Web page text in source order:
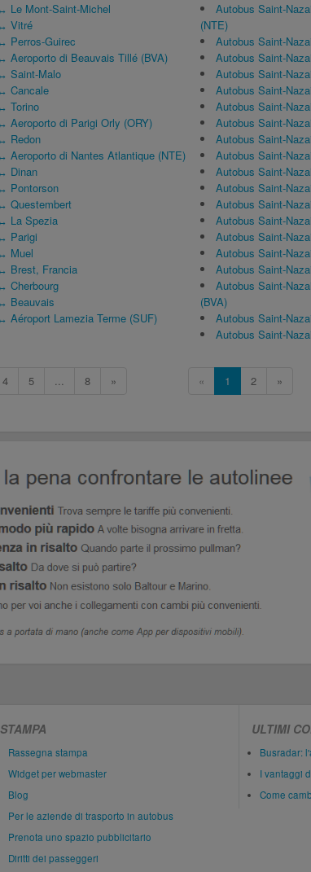
Le Mont-Saint-Michel
Vitré
Perros-Guirec
Aeroporto di Beauvais Tillé (BVA)
Saint-Malo
Cancale
Torino
Aeroporto di Parigi Orly (ORY)
Redon
Aeroporto di Nantes Atlantique (NTE)
Dinan
Pontorson
Questembert
La Spezia
Parigi
Muel
Brest, Francia
Cherbourg
Beauvais
Aéroport Lamezia Terme (SUF)
4 5 ... 8 »
Autobus Saint-
(NTE)
Autobus Saint-
Autobus Saint-
Autobus Saint-
Autobus Saint-
Autobus Saint-
Autobus Saint-
Autobus Saint-
Autobus Saint-
Autobus Saint-
Autobus Saint-
Autobus Saint-
Autobus Saint-
Autobus Saint-
Autobus Saint-
Autobus Saint-
Autobus Saint-
(BVA)
Autobus Saint-
Autobus Saint-
« 1 2 »
STAMPA
Rassegna stampa
Widget per webmaster
Blog
Per le aziende di trasporto in autobus
Prenota uno spazio pubblicitario
Diritti dei passeggeri
ULTIMI
Busradar:
I vantaggi
Come